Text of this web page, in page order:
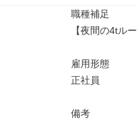
職種補足
【夜間の4tル
雇用形態
正社員
備考